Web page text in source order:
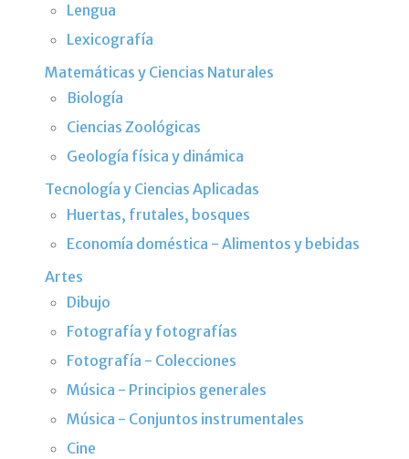
Lengua
Lexicografía
Matemáticas y Ciencias Naturales
Biología
Ciencias Zoológicas
Geología física y dinámica
Tecnología y Ciencias Aplicadas
Huertas, frutales, bosques
Economía doméstica - Alimentos y bebidas
Artes
Dibujo
Fotografía y fotografías
Fotografía - Colecciones
Música - Principios generales
Música - Conjuntos instrumentales
Cine